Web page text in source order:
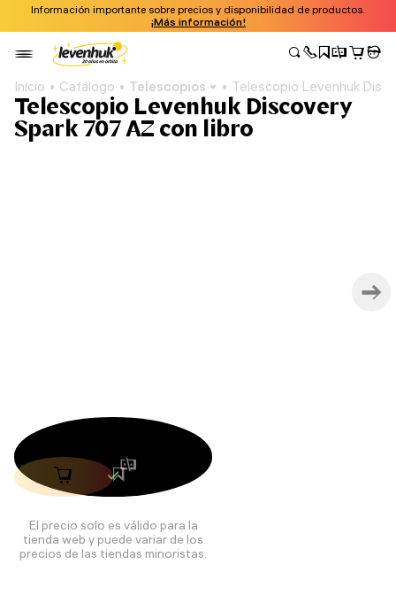
Información importante sobre precios y disponibilidad de productos.
¡Más información!
Inicio Catálogo Telescopios Telescopio Levenhuk
Telescopio Levenhuk Discovery
Spark 707 AZ con libro
El precio solo es válido para la
tienda web y puede variar de los
precios de las tiendas minoristas.